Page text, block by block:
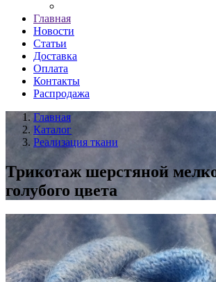
Главная
Новости
Статьи
Доставка
Оплата
Контакты
Распродажа
Главная
Каталог
Реализация ткани
Трикотаж шерстяной
голубого цвета